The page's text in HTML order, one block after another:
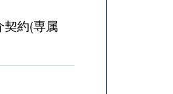
契約(専属